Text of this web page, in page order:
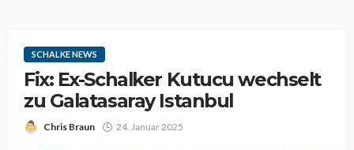
SCHALKE NEWS
Fix: Ex-Schalker Kutucu wechselt
zu Galatasaray Istanbul
Chris Braun 24. Januar 2025